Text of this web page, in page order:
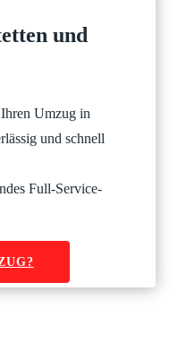
und
Umzug in
und schnell
Full-Service-